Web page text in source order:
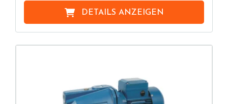
DETAILS ANZEIGEN